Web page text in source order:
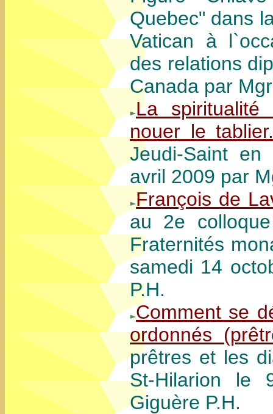
Quebec" dans
Vatican à
des relations
Canada par
La spiritualité
nouer le
Jeudi-Saint
avril 2009 par
François de
au 2e
Fraternités
samedi 14
P.H.
Comment se
ordonnés
prêtres et les
St-Hilarion le
Giguère P.H.